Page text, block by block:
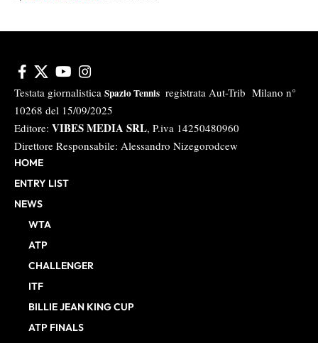
Testata giornalistica Spazio Tennis registrata Aut-Trib Milano n°
10268 del 15/09/2025
Editore: VIBES MEDIA SRL, P.iva 14250480960
Direttore Responsabile: Alessandro Nizegorodcew
HOME
ENTRY LIST
NEWS
WTA
ATP
CHALLENGER
ITF
BILLIE JEAN KING CUP
ATP FINALS